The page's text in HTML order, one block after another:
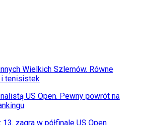
Wielkich Szlemów. Równe
tenisistek
US Open. Pewny powrót na
zagra w półfinale US Open